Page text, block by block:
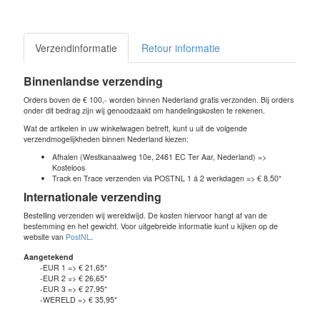
Verzendinformatie Retour informatie
Binnenlandse verzending
Orders boven de € 100,- worden binnen Nederland gratis verzonden. Bij orders
onder dit bedrag zijn wij genoodzaakt om handelingskosten te rekenen.
Wat de artikelen in uw winkelwagen betreft, kunt u uit de volgende
verzendmogelijkheden binnen Nederland kiezen:
Afhalen (Westkanaalweg 10e, 2461 EC Ter Aar, Nederland) =>
Kosteloos
Track en Trace verzenden via POSTNL 1 á 2 werkdagen => € 8.50*
Internationale verzending
Bestelling verzenden wij wereldwijd. De kosten hiervoor hangt af van de
bestemming en het gewicht. Voor uitgebreide informatie kunt u kijken op de
website van PostNL
Aangetekend
-EUR 1 => € 21,65*
-EUR 2 => € 26,65*
-EUR 3 => € 27,95*
-WERELD => € 35,95*